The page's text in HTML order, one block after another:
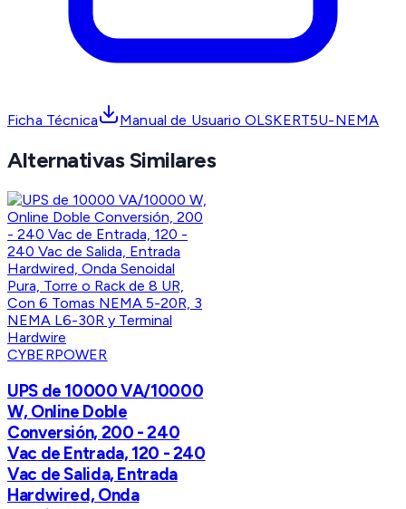
Ficha Técnica Manual de Usuario OLSKERT5U-NEMA
Alternativas Similares
CYBERPOWER
UPS de 10000 VA/10000
W, Online Doble
Conversión, 200 - 240
Vac de Entrada, 120 - 240
Vac de Salida, Entrada
Hardwired, Onda